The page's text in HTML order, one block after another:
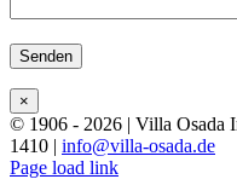
Bitte lasse dieses Feld leer.
×
© 1906 - 2026 | Villa Osada
1410 | info@villa-osada.de
Facebook
X
Instagram
Page load link